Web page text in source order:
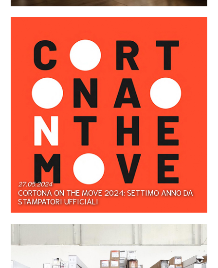
27.05.2024
CORTONA ON THE MOVE 2024: SETTIMO ANNO DA
STAMPATORI UFFICIALI